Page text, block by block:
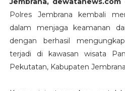
Polres Jembrana kembali
dalam menjaga keamanan
dengan berhasil
terjadi di kawasan wisata
Pekutatan, Kabupaten